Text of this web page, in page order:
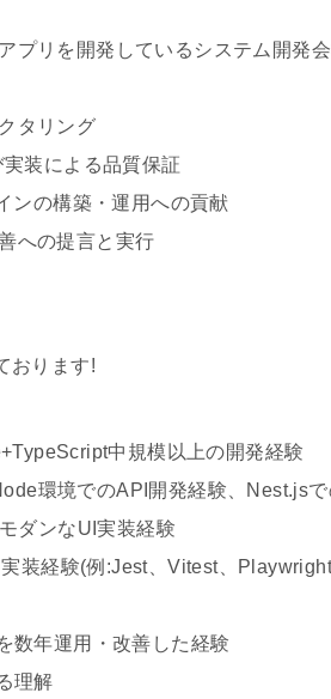
プリを開発しているシステム開発
タリング
装による品質保証
ンの構築・運用への貢献
への提言と実行
おります!
中規模以上の開発経験
環境でのAPI開発経験、Nest.js
ダンなUI実装経験
装経験(例:Jest、Vitest、
数年運用・改善した経験
理解